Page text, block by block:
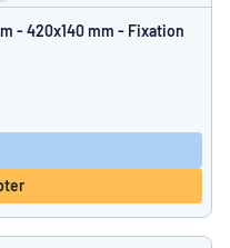
- 420x140 mm - Fixation